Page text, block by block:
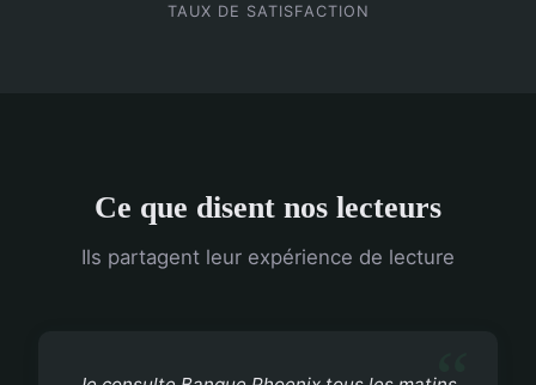
TAUX DE SATISFACTION
Ce que disent nos lecteurs
Ils partagent leur expérience de lecture